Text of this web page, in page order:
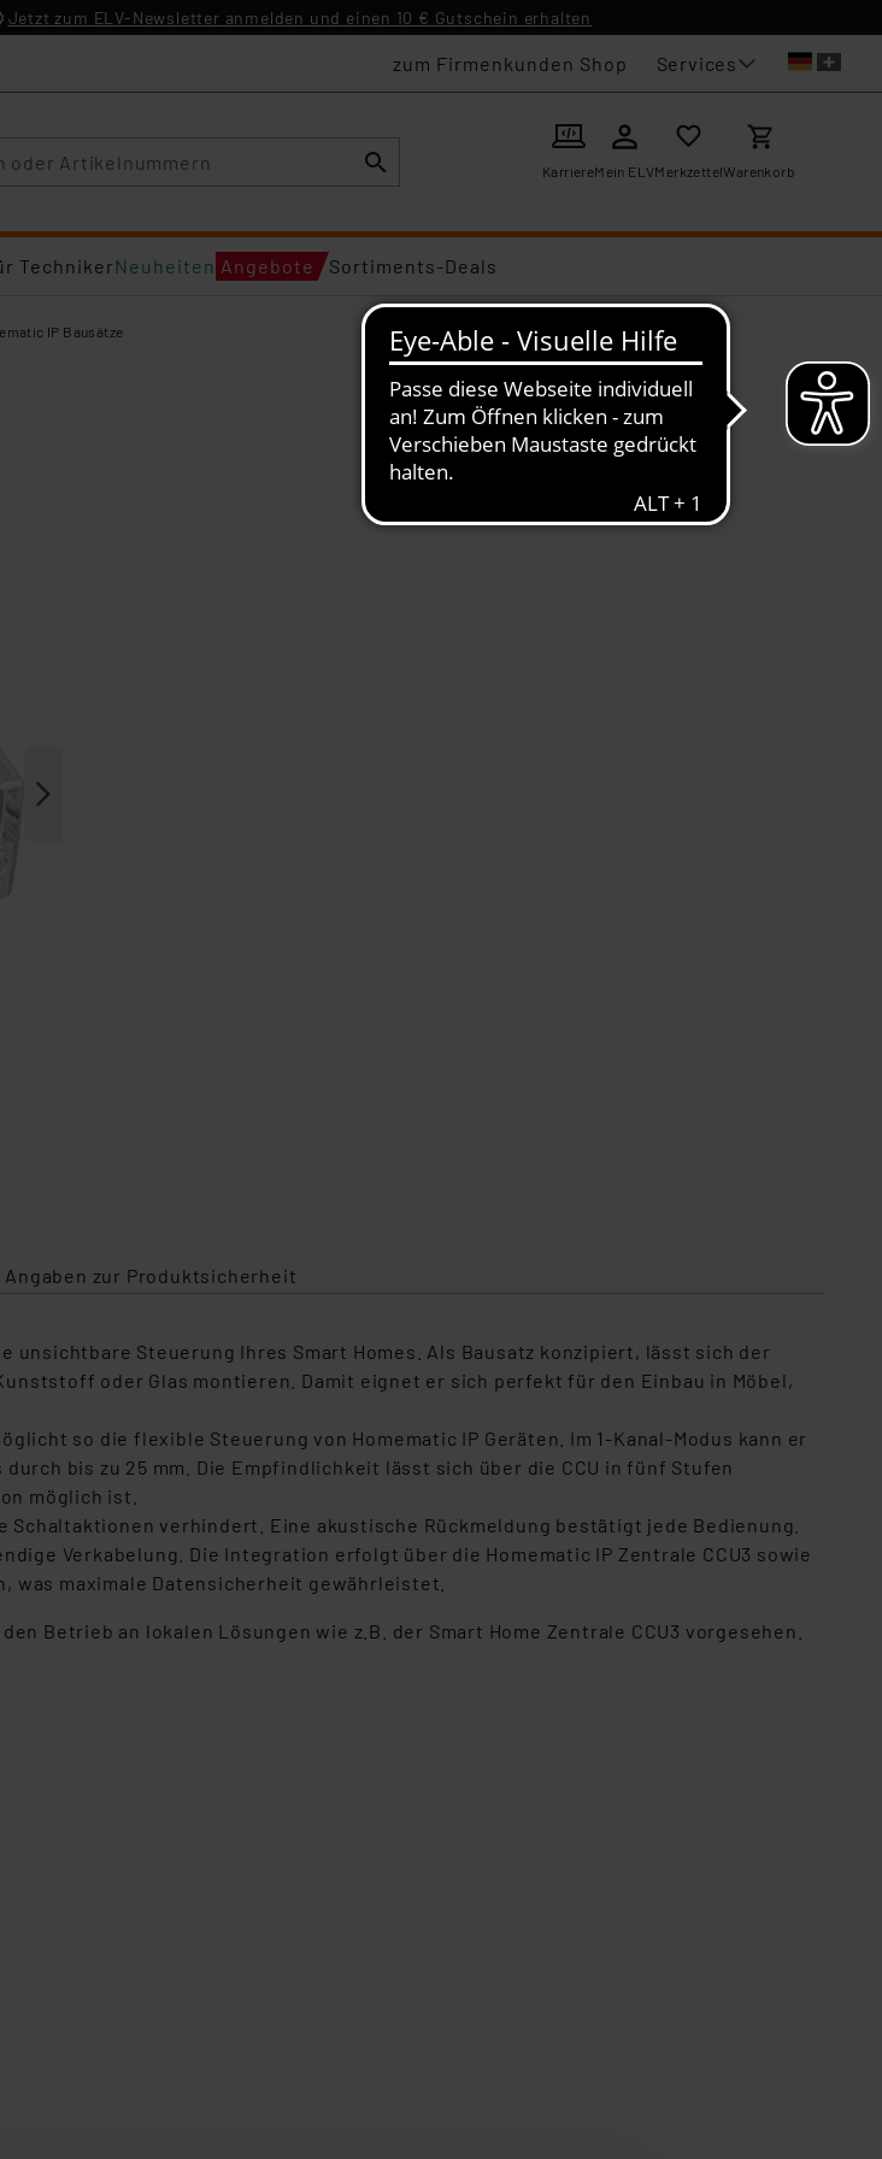
Jetzt zum ELV-Newsletter anmelden und einen 10 € Gutschein erhalten
zum Firmenkunden Shop Services
KarriereMein ELVMerkzettelWarenkorb
TechnikerNeuheiten Angebote Sortiments-Deals
IP Bausätze
Angaben zur Produktsicherheit
unsichtbare Steuerung Ihres Smart Homes. Als Bausatz konzipiert, lässt sich der
oder Glas montieren. Damit eignet er sich perfekt für den Einbau in Möbel,
so die flexible Steuerung von Homematic IP Geräten. Im 1-Kanal-Modus kann er
bis zu 25 mm. Die Empfindlichkeit lässt sich über die CCU in fünf Stufen
möglich ist.
verhindert. Eine akustische Rückmeldung bestätigt jede Bedienung.
Verkabelung. Die Integration erfolgt über die Homematic IP Zentrale CCU3 sowie
was maximale Datensicherheit gewährleistet.
Betrieb an lokalen Lösungen wie z.B. der Smart Home Zentrale CCU3 vorgesehen.